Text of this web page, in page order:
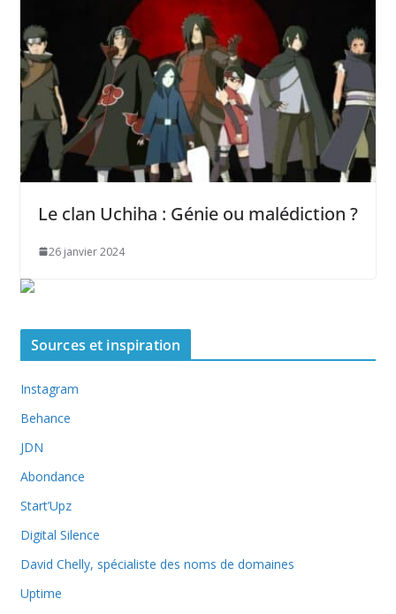
Le clan Uchiha : Génie ou malédiction ?
26 janvier 2024
Sources et inspiration
Instagram
Behance
JDN
Abondance
Start’Upz
Digital Silence
David Chelly, spécialiste des noms de domaines
Uptime